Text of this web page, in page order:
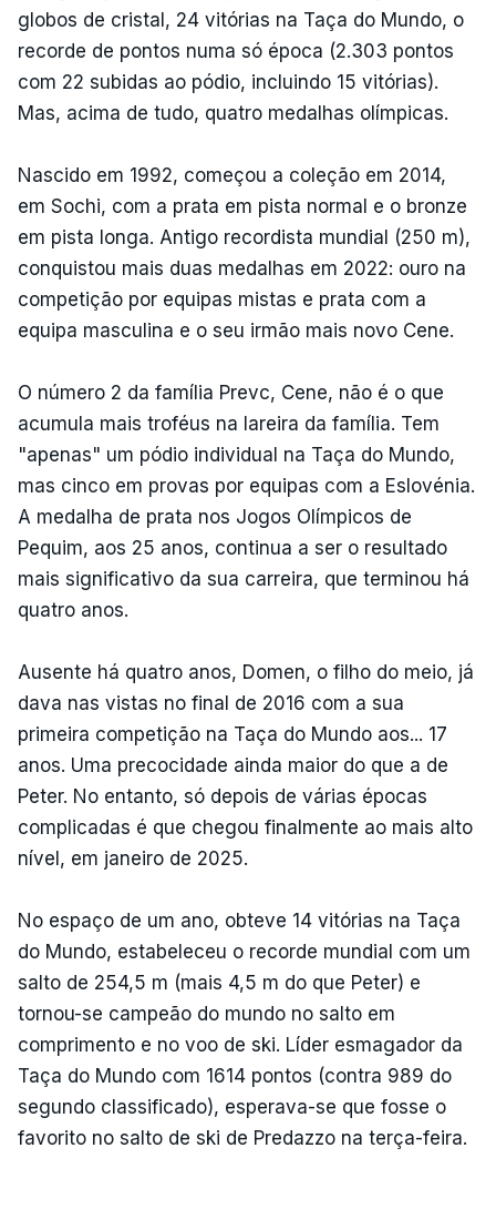
globos de cristal, 24 vitórias na Taça do Mundo, o
recorde de pontos numa só época (2.303 pontos
com 22 subidas ao pódio, incluindo 15 vitórias).
Mas, acima de tudo, quatro medalhas olímpicas.
Nascido em 1992, começou a coleção em 2014,
em Sochi, com a prata em pista normal e o bronze
em pista longa. Antigo recordista mundial (250 m),
conquistou mais duas medalhas em 2022: ouro na
competição por equipas mistas e prata com a
equipa masculina e o seu irmão mais novo Cene.
O número 2 da família Prevc, Cene, não é o que
acumula mais troféus na lareira da família. Tem
"apenas" um pódio individual na Taça do Mundo,
mas cinco em provas por equipas com a Eslovénia.
A medalha de prata nos Jogos Olímpicos de
Pequim, aos 25 anos, continua a ser o resultado
mais significativo da sua carreira, que terminou há
quatro anos.
Ausente há quatro anos, Domen, o filho do meio, já
dava nas vistas no final de 2016 com a sua
primeira competição na Taça do Mundo aos... 17
anos. Uma precocidade ainda maior do que a de
Peter. No entanto, só depois de várias épocas
complicadas é que chegou finalmente ao mais alto
nível, em janeiro de 2025.
No espaço de um ano, obteve 14 vitórias na Taça
do Mundo, estabeleceu o recorde mundial com um
salto de 254,5 m (mais 4,5 m do que Peter) e
tornou-se campeão do mundo no salto em
comprimento e no voo de ski. Líder esmagador da
Taça do Mundo com 1614 pontos (contra 989 do
segundo classificado), esperava-se que fosse o
favorito no salto de ski de Predazzo na terça-feira.